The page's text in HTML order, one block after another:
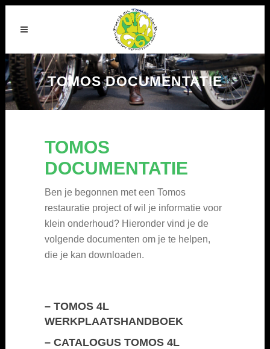
TOMOS DOCUMENTATIE
TOMOS
DOCUMENTATIE
Ben je begonnen met een Tomos
restauratie project of wil je informatie voor
klein onderhoud? Hieronder vind je de
volgende documenten om je te helpen,
die je kan downloaden.
– TOMOS 4L
WERKPLAATSHANDBOEK
– CATALOGUS TOMOS 4L